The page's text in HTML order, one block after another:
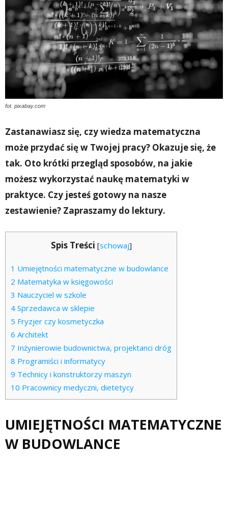
fot. pixabay.com
Zastanawiasz się, czy wiedza matematyczna
może przydać się w Twojej pracy? Okazuje się, że
tak. Oto krótki przegląd sposobów, na jakie
możesz wykorzystać naukę matematyki w
praktyce. Czy jesteś gotowy na nasze
zestawienie? Zapraszamy do lektury.
Spis Treści [schowaj]
1 Umiejętności matematyczne w budowlance
2 Matematyka w księgowości
3 Nauczyciel w szkole
4 Sprzedawca w sklepie
5 Fryzjer czy kosmetyczka
6 Architekt
7 Inżynierowie budownictwa, projektanci dróg
8 Programiści i informatycy
9 Technicy i konstruktorzy maszyn
10 Pracownicy medyczni, dietetycy
UMIEJĘTNOŚCI MATEMATYCZNE
W BUDOWLANCE